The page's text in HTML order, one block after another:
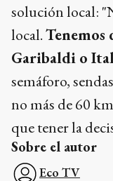
solución local:
local.Tenemos
Garibaldi o
semáforo,
no más de 60
que tener la
Sobre el autor
Eco TV